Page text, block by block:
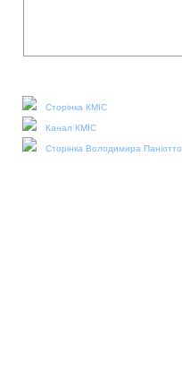
Сторінка КМІС
Канал КМІС
Сторінка Володимира Паніотто